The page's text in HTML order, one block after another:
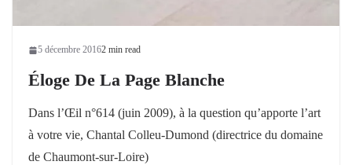
5 décembre 20162 min read
Éloge De La Page Blanche
Dans l’Œil n°614 (juin 2009), à la question qu’apporte l’art
à votre vie, Chantal Colleu-Dumond (directrice du domaine
de Chaumont-sur-Loire)